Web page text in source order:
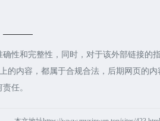
性和完整性，同时，对于该外部链接的
的内容，都属于合规合法，后期网页的
任。